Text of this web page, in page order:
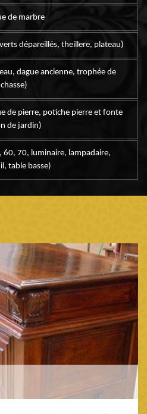
de marbre
dépareillés, theillere, plateau)
dague ancienne, trophée de
chasse)
de pierre, potiche pierre et fonte
de jardin)
60, 70, luminaire, lampadaire,
table basse)